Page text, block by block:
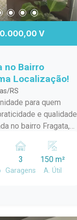
V
no Bairro
Localização!
RS
para quem
e qualidade
no bairro Fragata,
fácil acesso a
farmácias e
do
3
Garagens
150 m²
A. Útil